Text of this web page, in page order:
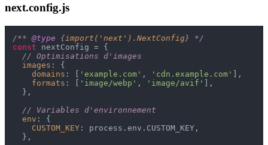
next.config.js
/** @type {import('next').NextConfig} */
const nextConfig = {
// Optimisations d'images
images : {
domains : [ 'example.com' , 'cdn.example.com' ],
formats : [ 'image/webp' , 'image/avif' ],
  },
// Variables d'environnement
env : {
CUSTOM_KEY : process. env . CUSTOM_KEY ,
  },